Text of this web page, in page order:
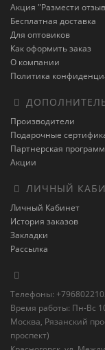
Акция "Размести
Бесплатная доставка
Для оптовиков
Как оформить заказ
О компании
Политика
Производители
Подарочные
Партнерская
Акции
ЛИЧНЫЙ
Личный Кабинет
История заказов
Закладки
Рассылка
Телефоны:
Время работы: Пн-Вс
Москва, Рязанский
проспект)